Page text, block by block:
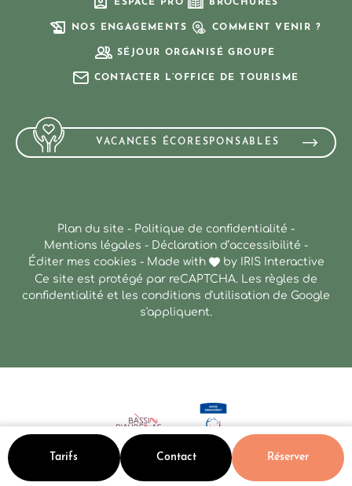
Tarifs Contact Réserver
ESPACE PRO BROCHURES
NOS ENGAGEMENTS COMMENT VENIR ?
SÉJOUR ORGANISÉ GROUPE
CONTACTER L’OFFICE DE TOURISME
VACANCES ÉCORESPONSABLES
Plan du site - Politique de confidentialité -
Mentions légales - Déclaration d’accessibilité -
Éditer mes cookies - Made with by
IRIS Interactive
Ce site est protégé par reCAPTCHA. Les règles de
confidentialité et les conditions d'utilisation de Google
s'appliquent.